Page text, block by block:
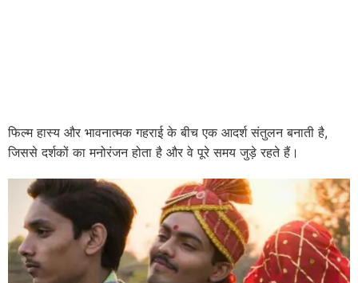
फिल्म हास्य और भावनात्मक गहराई के बीच एक आदर्श संतुलन बनाती है,
जिससे दर्शकों का मनोरंजन होता है और वे पूरे समय जुड़े रहते हैं।